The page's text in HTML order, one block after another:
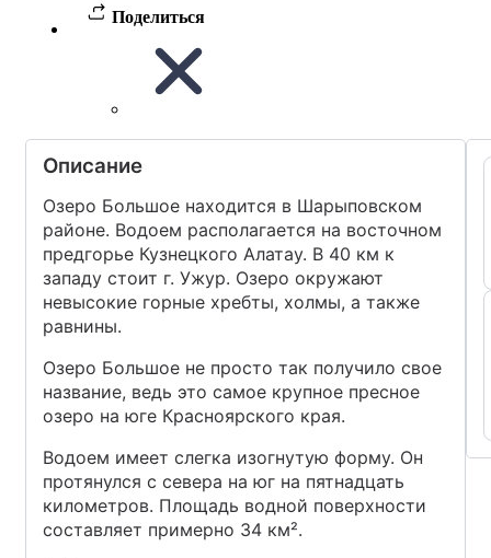
Поделиться
Описание
Озеро Большое находится в Шарыповском
районе. Водоем располагается на восточном
предгорье Кузнецкого Алатау. В 40 км к
западу стоит г. Ужур. Озеро окружают
невысокие горные хребты, холмы, а также
равнины.
Озеро Большое не просто так получило свое
название, ведь это самое крупное пресное
озеро на юге Красноярского края.
Водоем имеет слегка изогнутую форму. Он
протянулся с севера на юг на пятнадцать
километров. Площадь водной поверхности
составляет примерно 34 км².